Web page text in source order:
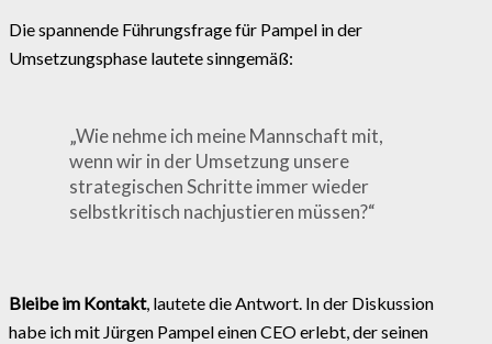
Die spannende Führungsfrage für Pampel in der
Umsetzungsphase lautete sinngemäß:
„Wie nehme ich meine Mannschaft mit,
wenn wir in der Umsetzung unsere
strategischen Schritte immer wieder
selbstkritisch nachjustieren müssen?“
Bleibe im Kontakt, lautete die Antwort. In der Diskussion
habe ich mit Jürgen Pampel einen CEO erlebt, der seinen